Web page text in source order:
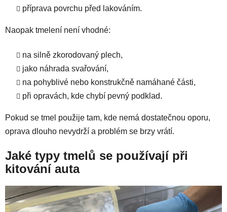
příprava povrchu před lakováním.
Naopak tmelení není vhodné:
na silně zkorodovaný plech,
jako náhrada svařování,
na pohyblivé nebo konstrukčně namáhané části,
při opravách, kde chybí pevný podklad.
Pokud se tmel použije tam, kde nemá dostatečnou oporu,
oprava dlouho nevydrží a problém se brzy vrátí.
Jaké typy tmelů se používají při
kitování auta